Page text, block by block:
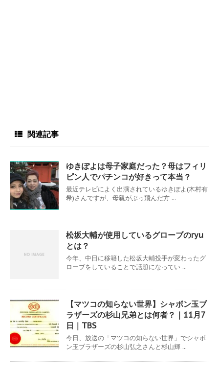
関連記事
ゆきぽよは母子家庭だった？母はフィリ
ピン人でパチンコが好きって本当？
最近テレビによく出演されているゆきぽよ(木村有
希)さんですが、母親がぶっ飛んだ方 ...
松坂大輔が使用しているグローブのryu
とは？
今年、中日に移籍した松坂大輔投手が変わったグ
ローブをしていることで話題になってい ...
【マツコの知らない世界】シャボン玉ブ
ラザーズの杉山兄弟とは何者？｜11月7
日｜TBS
今日、放送の「マツコの知らない世界」でシャボ
ン玉ブラザーズの杉山弘之さんと杉山輝 ...